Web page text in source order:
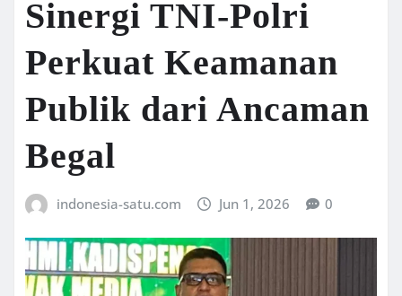
Sinergi TNI-Polri
Perkuat Keamanan
Publik dari Ancaman
Begal
indonesia-satu.com Jun 1, 2026 0